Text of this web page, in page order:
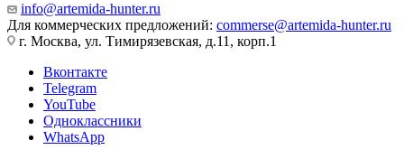
info@artemida-hunter.ru
Для коммерческих предложений: commerse@artemida-hunter.ru
г. Москва, ул. Тимирязевская, д.11, корп.1
Вконтакте
Telegram
YouTube
Одноклассники
WhatsApp